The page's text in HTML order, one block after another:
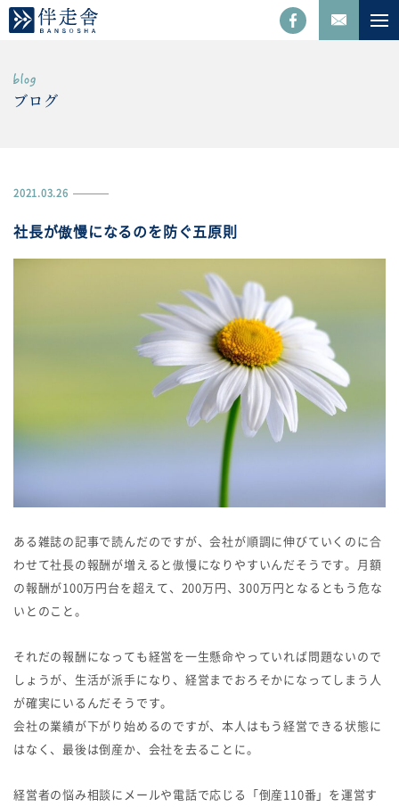
ブログ
2021.03.26
社長が傲慢になるのを防ぐ五原則
ある雑誌の記事で読んだのですが、会社が順調に伸びていくのに合
わせて社長の報酬が増えると傲慢になりやすいんだそうです。月額
の報酬が100万円台を超えて、200万円、300万円となるともう危な
いとのこと。
それだの報酬になっても経営を一生懸命やっていれば問題ないので
しょうが、生活が派手になり、経営までおろそかになってしまう人
が確実にいるんだそうです。
会社の業績が下がり始めるのですが、本人はもう経営できる状態に
はなく、最後は倒産か、会社を去ることに。
経営者の悩み相談にメールや電話で応じる「倒産110番」を運営す